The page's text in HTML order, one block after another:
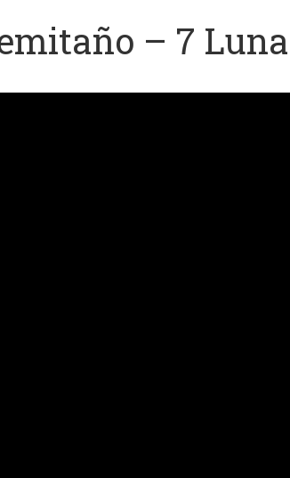
– 7 Luna